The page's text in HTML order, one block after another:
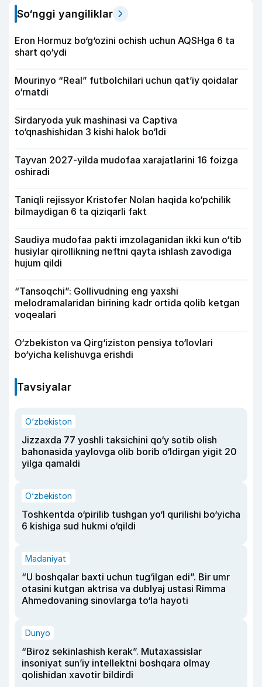
So‘nggi yangiliklar
Eron Hormuz bo‘g‘ozini ochish uchun AQSHga 6 ta
shart qo‘ydi
Mourinyo “Real” futbolchilari uchun qat’iy qoidalar
o‘rnatdi
Sirdaryoda yuk mashinasi va Captiva
to‘qnashishidan 3 kishi halok bo‘ldi
Tayvan 2027-yilda mudofaa xarajatlarini 16 foizga
oshiradi
Taniqli rejissyor Kristofer Nolan haqida ko‘pchilik
bilmaydigan 6 ta qiziqarli fakt
Saudiya mudofaa pakti imzolaganidan ikki kun o‘tib
husiylar qirollikning neftni qayta ishlash zavodiga
hujum qildi
“Tansoqchi”: Gollivudning eng yaxshi
melodramalaridan birining kadr ortida qolib ketgan
voqealari
O‘zbekiston va Qirg‘iziston pensiya to‘lovlari
bo‘yicha kelishuvga erishdi
Tavsiyalar
O‘zbekiston
Jizzaxda 77 yoshli taksichini qo‘y sotib olish
bahonasida yaylovga olib borib o‘ldirgan yigit 20
yilga qamaldi
O‘zbekiston
Toshkentda o‘pirilib tushgan yo‘l qurilishi bo‘yicha
6 kishiga sud hukmi o‘qildi
Madaniyat
“U boshqalar baxti uchun tug‘ilgan edi”. Bir umr
otasini kutgan aktrisa va dublyaj ustasi Rimma
Ahmedovaning sinovlarga to‘la hayoti
Dunyo
“Biroz sekinlashish kerak”. Mutaxassislar
insoniyat sun’iy intellektni boshqara olmay
qolishidan xavotir bildirdi